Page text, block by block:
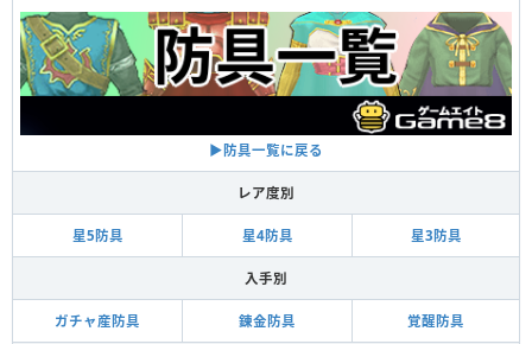
▶︎防具一覧に戻る
レア度別
星5防具 星4防具 星3防具
入手別
ガチャ産防具 錬金防具 覚醒防具